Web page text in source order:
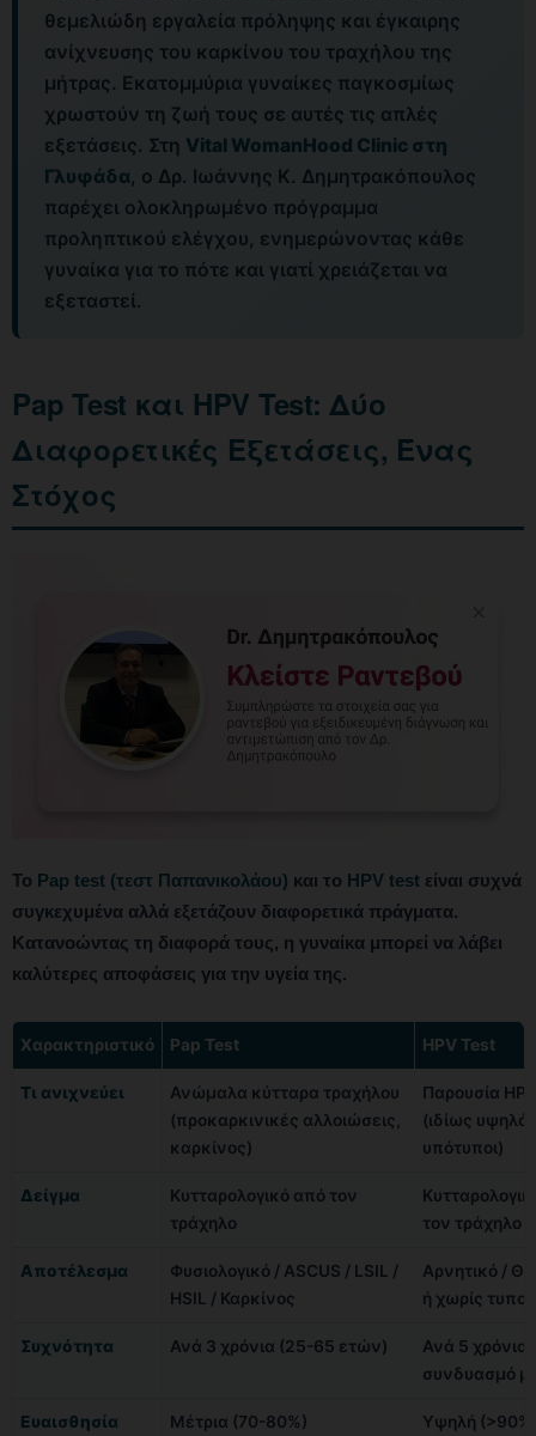
θεμελιώδη εργαλεία πρόληψης και έγκαιρης
ανίχνευσης του καρκίνου του τραχήλου της
μήτρας. Εκατομμύρια γυναίκες παγκοσμίως
χρωστούν τη ζωή τους σε αυτές τις απλές
εξετάσεις. Στη Vital WomanHood Clinic στη
Γλυφάδα , ο Δρ. Ιωάννης Κ. Δημητρακόπουλος
παρέχει ολοκληρωμένο πρόγραμμα
προληπτικού ελέγχου, ενημερώνοντας κάθε
γυναίκα για το πότε και γιατί χρειάζεται να
εξεταστεί.
Pap Test και HPV Test: Δύο
Διαφορετικές Εξετάσεις, Ένας
Στόχος
Το Pap test (τεστ Παπανικολάου) και το HPV test είναι συχνά
συγκεχυμένα αλλά εξετάζουν διαφορετικά πράγματα.
Κατανοώντας τη διαφορά τους, η γυναίκα μπορεί να λάβει
καλύτερες αποφάσεις για την υγεία της.
Χαρακτηριστικό Pap Test HPV Test
Τι ανιχνεύει
Ανώμαλα κύτταρα τραχήλου
(προκαρκινικές αλλοιώσεις,
καρκίνος)
Παρουσία
(ιδίως
υπότυποι)
Δείγμα
Κυτταρολογικό από τον
τράχηλο
τον τράχηλο
Αποτέλεσμα
Φυσιολογικό / ASCUS / LSIL /
HSIL / Καρκίνος
Αρνητικό /
ή χωρίς
Συχνότητα Ανά 3 χρόνια (25-65 ετών)
Ανά 5 χρόνια
συνδυασμό
Ευαισθησία Μέτρια (70-80%) Υψηλή